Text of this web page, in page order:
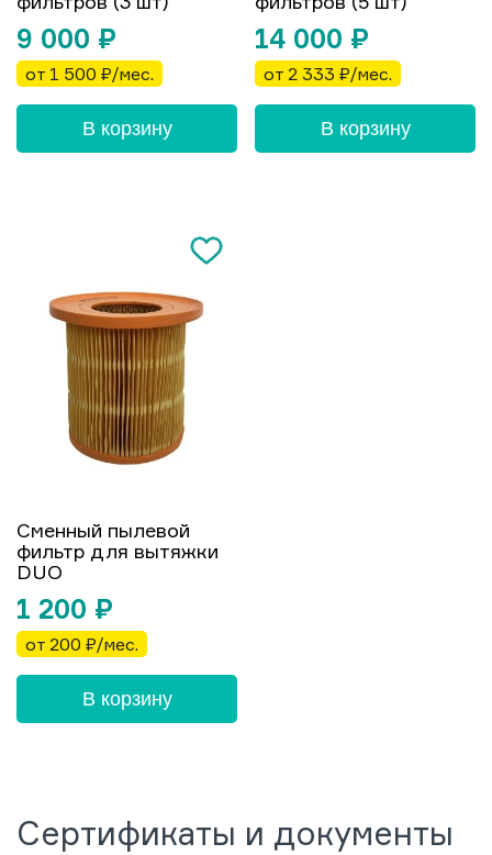
9 000 ₽
от 1 500 ₽/мес.
В корзину
14 000 ₽
от 2 333 ₽/мес.
В корзину
Сменный пылевой
фильтр для вытяжки
DUO
1 200 ₽
от 200 ₽/мес.
В корзину
Сертификаты и документы